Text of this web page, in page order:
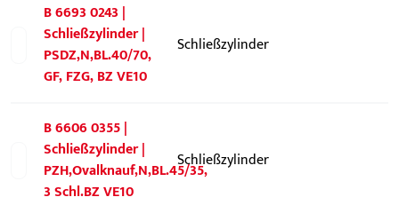
B 6693 0243 |
Schließzylinder |
PSDZ,N,BL.40/70,
GF, FZG, BZ VE10
Schließzylinder
B 6606 0355 |
Schließzylinder |
PZH,Ovalknauf,N,BL.45/35,
3 Schl.BZ VE10
Schließzylinder